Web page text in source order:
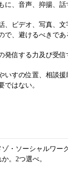
に、音声、抑揚、
、ビデオ、写真、
で、避けるべきであ
発信する力及び受
いすの位置、相談
ではない。
・ソーシャルワー
。2つ選べ。